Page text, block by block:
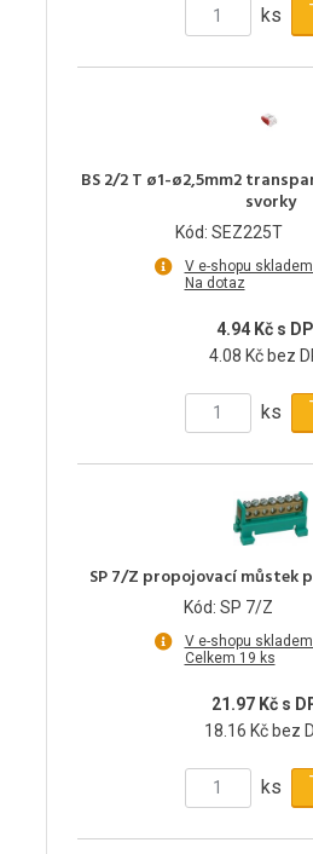
ks
BS 2/2 T ø1-ø2,5mm2
svorky
Kód: SEZ225T
V e-shopu
Na dotaz
4.94 Kč s
4.08 Kč bez
ks
SP 7/Z propojovací můstek
Kód: SP 7/Z
V e-shopu
Celkem 19 ks
21.97 Kč s
18.16 Kč bez
ks